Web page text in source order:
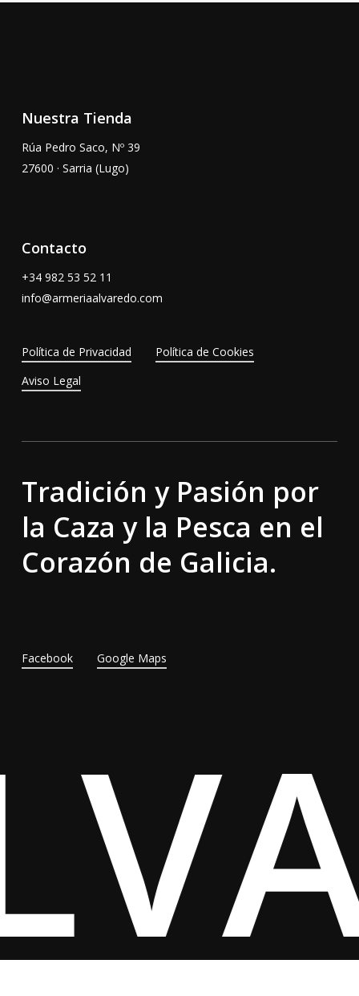
Nuestra Tienda
Rúa Pedro Saco, Nº 39
27600 · Sarria (Lugo)
Contacto
+34 982 53 52 11
info@armeriaalvaredo.com
Política de Privacidad
Política de Cookies
Aviso Legal
Tradición y Pasión por
la Caza y la Pesca en el
Corazón de Galicia.
Facebook Google Maps